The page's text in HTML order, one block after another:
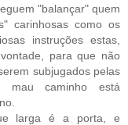
"balançar" quem
carinhosas como os
instruções estas,
para que não
subjugados pelas
mau caminho está
larga é a porta, e